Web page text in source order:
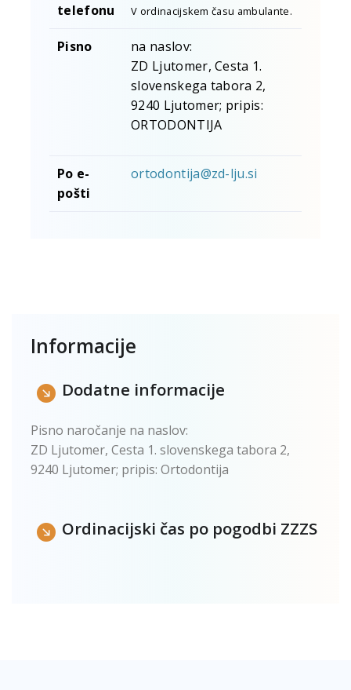
telefonu
V ordinacijskem času ambulante.
Pisno
na naslov:
ZD Ljutomer, Cesta 1.
slovenskega tabora 2,
9240 Ljutomer; pripis:
ORTODONTIJA
Po e-
pošti
ortodontija@zd-lju.si
Informacije
Dodatne informacije
Pisno naročanje na naslov:
ZD Ljutomer, Cesta 1. slovenskega tabora 2,
9240 Ljutomer; pripis: Ortodontija
Ordinacijski čas po pogodbi ZZZS